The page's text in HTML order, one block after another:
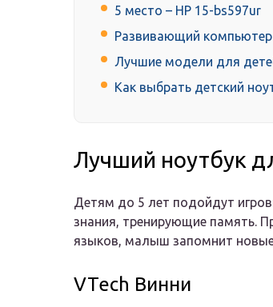
5 место – HP 15-bs597ur
Развивающий компьютер
Лучшие модели для
Как выбрать детский
Лучший ноутбук
Детям до 5 лет подойдут
знания, тренирующие память.
языков, малыш запомнит
VTech Винни